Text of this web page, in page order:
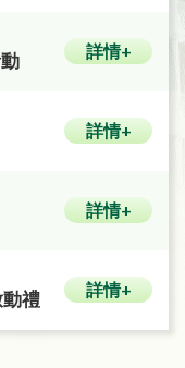
詳情+
詳情+
詳情+
禮 詳情+